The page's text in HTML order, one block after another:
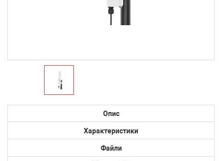
Опис
Характеристики
Файли